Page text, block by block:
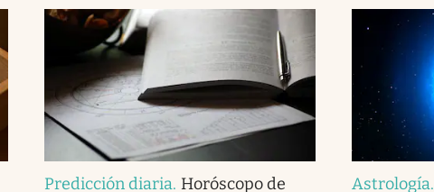
Predicción diaria. Horóscopo de
Astrología.